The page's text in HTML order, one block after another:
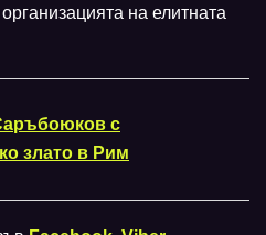
на елитната
с
злато в Рим